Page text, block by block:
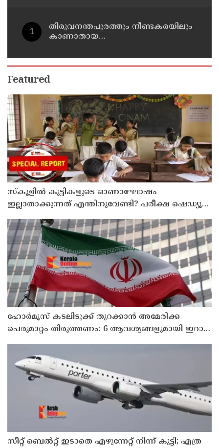
തിരുവനന്തപുരത്തും നീണ്ടകരയിലും
കാണാതായ
തിരച്ചില്‍ പത്താം ദിവസത്തിലേക്ക്
Featured
സ്‌കൂളില്‍ കുട്ടികളുടെ ഓണാഘോഷം
ഇല്ലാതാക്കുന്നത് എന്തിനുവേണ്ടി? പരീക്ഷ ഷെഡ്യൂള്‍
ഹോര്‍മൂസ് കടലിടുക്ക് തുറക്കാന്‍ അമേരിക്ക
പെരുമാറ്റം തിരുത്തണം: 6 ആവശ്യങ്ങളുമായി ഇറാന്‍
സീറ്റ് ബെല്‍റ്റ് ഇടാതെ എഴുന്നേറ്റ് നിന്ന് കുട്ടി; എത്ര